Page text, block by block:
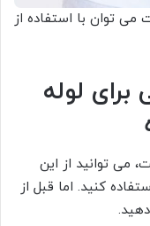
می توان با استفاده از
لوله
می توانید از این
کنید. اما قبل از